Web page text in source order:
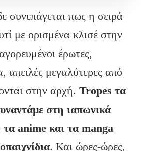
συνεπάγεται πως η σειρά
με ορισμένα κλισέ στην
έρωτες,
απειλές μεγαλύτερες από
στην αρχή. Tropes τα
στη ιαπωνικά
τα anime και τα manga
. Και ώρες-ώρες,